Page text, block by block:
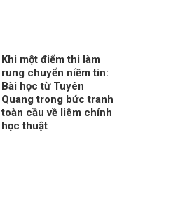
Khi một điểm thi làm
rung chuyển niềm tin:
Bài học từ Tuyên
Quang trong bức tranh
toàn cầu về liêm chính
học thuật